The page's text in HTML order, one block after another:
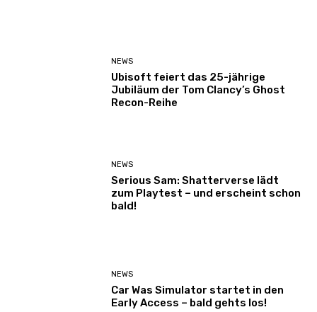
NEWS
Ubisoft feiert das 25-jährige
Jubiläum der Tom Clancy’s Ghost
Recon-Reihe
NEWS
Serious Sam: Shatterverse lädt
zum Playtest – und erscheint schon
bald!
NEWS
Car Was Simulator startet in den
Early Access – bald gehts los!